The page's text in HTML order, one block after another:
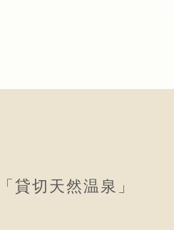
「貸切天然温泉」